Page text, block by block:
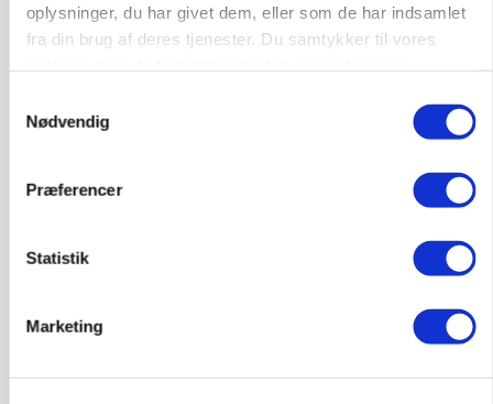
oplysninger, du har givet dem, eller som de har indsamlet
fra din brug af deres tjenester. Du samtykker til vores
Nødvendig
Præferencer
Statistik
Marketing
presser markedet